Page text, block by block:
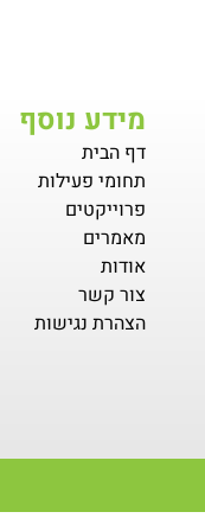
מידע נוסף
דף הבית
תחומי פעילות
פרוייקטים
מאמרים
אודות
צור קשר
הצהרת נגישות